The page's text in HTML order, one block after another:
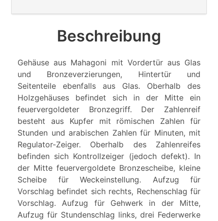
Beschreibung
Gehäuse aus Mahagoni mit Vordertür aus Glas
und Bronzeverzierungen, Hintertür und
Seitenteile ebenfalls aus Glas. Oberhalb des
Holzgehäuses befindet sich in der Mitte ein
feuervergoldeter Bronzegriff. Der Zahlenreif
besteht aus Kupfer mit römischen Zahlen für
Stunden und arabischen Zahlen für Minuten, mit
Regulator-Zeiger. Oberhalb des Zahlenreifes
befinden sich Kontrollzeiger (jedoch defekt). In
der Mitte feuervergoldete Bronzescheibe, kleine
Scheibe für Weckeinstellung. Aufzug für
Vorschlag befindet sich rechts, Rechenschlag für
Vorschlag. Aufzug für Gehwerk in der Mitte,
Aufzug für Stundenschlag links, drei Federwerke